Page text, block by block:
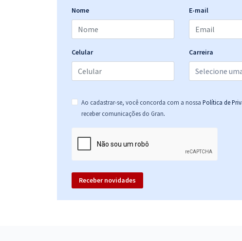
Nome E-mail
Celular Carreira
Ao cadastrar-se, você concorda com a nossa Política de
receber comunicações do Gran.
Receber novidades